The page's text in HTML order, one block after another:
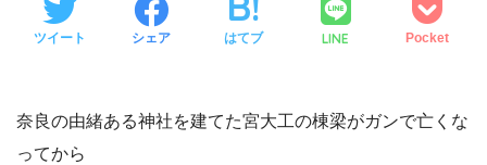
ツイート シェア はてブ LINE Pocket
奈良の由緒ある神社を建てた宮大工の棟梁がガンで亡くな
ってから